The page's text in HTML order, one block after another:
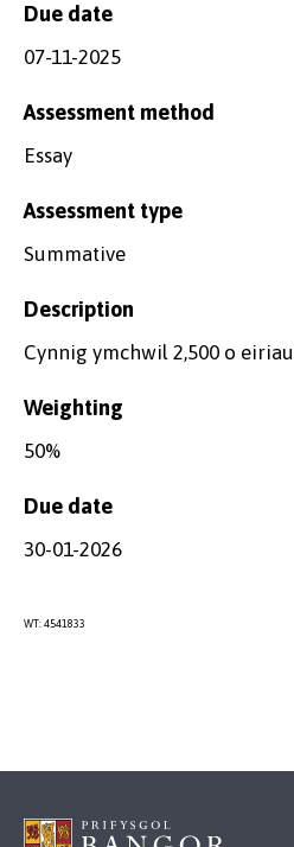
Due date
07-11-2025
Assessment method
Essay
Assessment type
Summative
Description
Cynnig ymchwil 2,500 o eiriau
Weighting
50%
Due date
30-01-2026
WT: 4541833